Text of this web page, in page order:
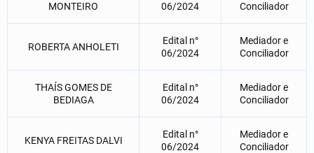
MONTEIRO
06/2024
Conciliador
ROBERTA ANHOLETI
Edital n°
06/2024
Mediador e
Conciliador
THAÍS GOMES DE
BEDIAGA
Edital n°
06/2024
Mediador e
Conciliador
KENYA FREITAS DALVI
Edital n°
06/2024
Mediador e
Conciliador